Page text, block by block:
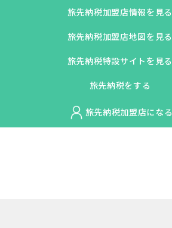
旅先納税加盟店情報を見る
旅先納税加盟店地図を見る
旅先納税特設サイトを見る
旅先納税をする
旅先納税加盟店になる